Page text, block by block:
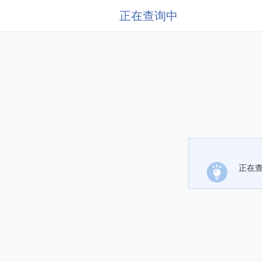
正在查询中
正在